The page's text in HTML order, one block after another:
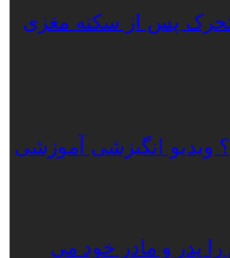
تحرک پس از سکته مغزی
ویدیو انگیزشی آموزشی